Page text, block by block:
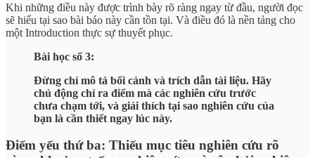
Khi những điều này được trình bày rõ ràng ngay từ đầu, người đọc
sẽ hiểu tại sao bài báo này cần tồn tại. Và điều đó là nền tảng cho
một Introduction thực sự thuyết phục.
Bài học số 3:
Đừng chỉ mô tả bối cảnh và trích dẫn tài liệu. Hãy
chủ động chỉ ra điểm mà các nghiên cứu trước
chưa chạm tới, và giải thích tại sao nghiên cứu của
bạn là cần thiết ngay lúc này.
Điểm yếu thứ ba: Thiếu mục tiêu nghiên cứu rõ